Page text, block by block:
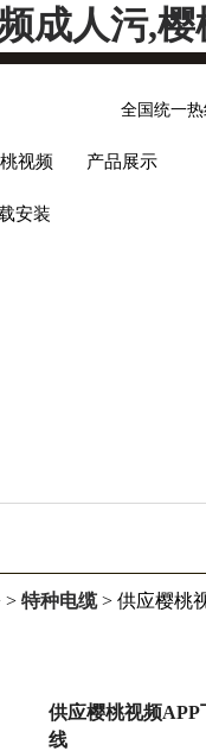
成人污,
全国统一热线
视频
安装
产品展示
> 特种电缆> 供应樱桃
供应樱桃视频
线